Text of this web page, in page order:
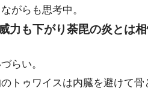
がらも思考中。
力も下がり荼毘の炎とは相
らい。
トゥワイスは内臓を避けて